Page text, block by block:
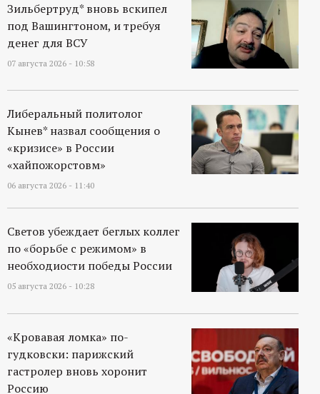
Зильбертруд* вновь вскипел
под Вашингтоном, и требуя
денег для ВСУ
07 августа 2026 - 10:58
Либеральный политолог
Кынев* назвал сообщения о
«кризисе» в России
«хайпожорстовм»
06 августа 2026 - 11:40
Светов убеждает беглых коллег
по «борьбе с режимом» в
необходиости победы России
05 августа 2026 - 10:28
«Кровавая ломка» по-
гудковски: парижский
гастролер вновь хоронит
Россию